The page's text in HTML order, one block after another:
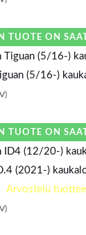
TUOTE ON
(5/16-)
TUOTE ON
(2021-)
Arvostelu